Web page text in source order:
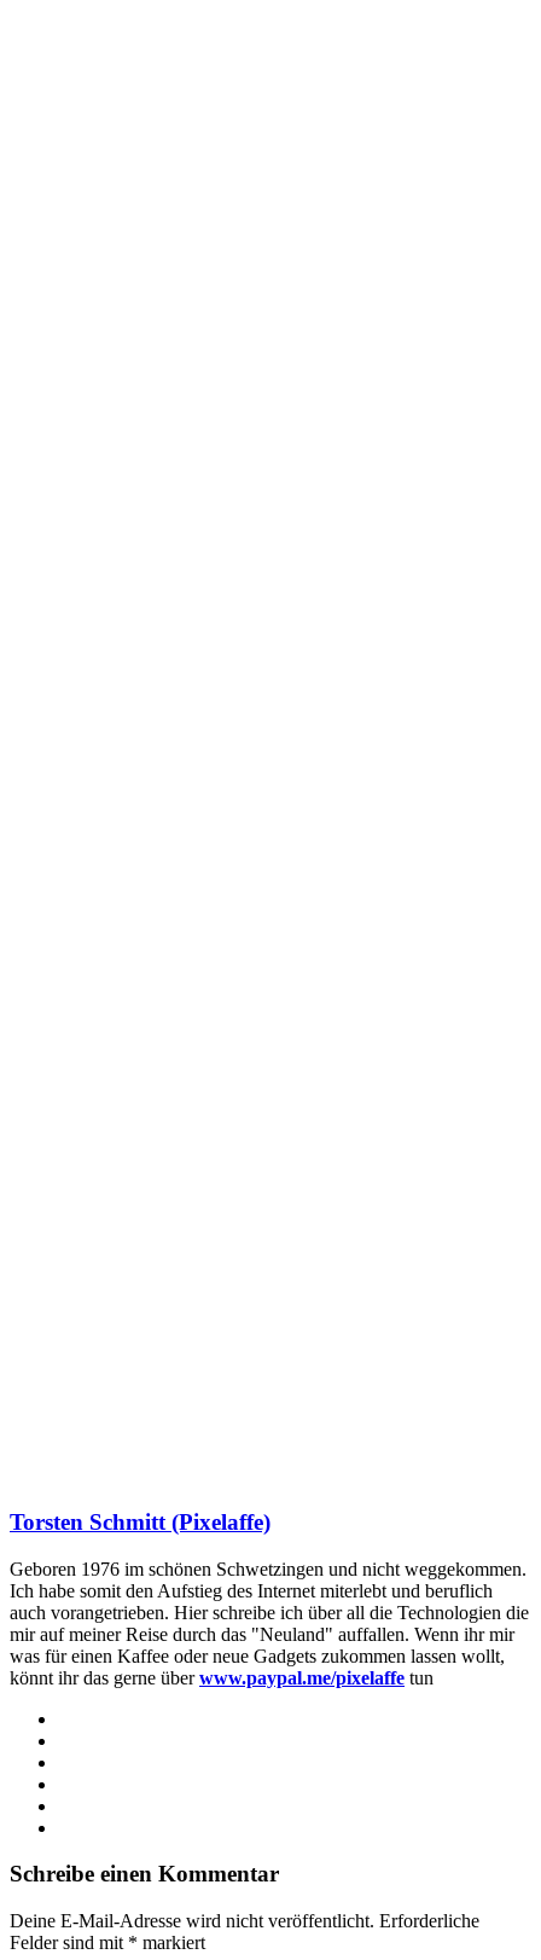
Torsten Schmitt (Pixelaffe)
Geboren 1976 im schönen Schwetzingen und nicht weggekommen.
Ich habe somit den Aufstieg des Internet miterlebt und beruflich
auch vorangetrieben. Hier schreibe ich über all die Technologien die
mir auf meiner Reise durch das "Neuland" auffallen. Wenn ihr mir
was für einen Kaffee oder neue Gadgets zukommen lassen wollt,
könnt ihr das gerne überwww.paypal.me/pixelaffe tun
Schreibe einen Kommentar
Deine E-Mail-Adresse wird nicht veröffentlicht. Erforderliche
Felder sind mit * markiert